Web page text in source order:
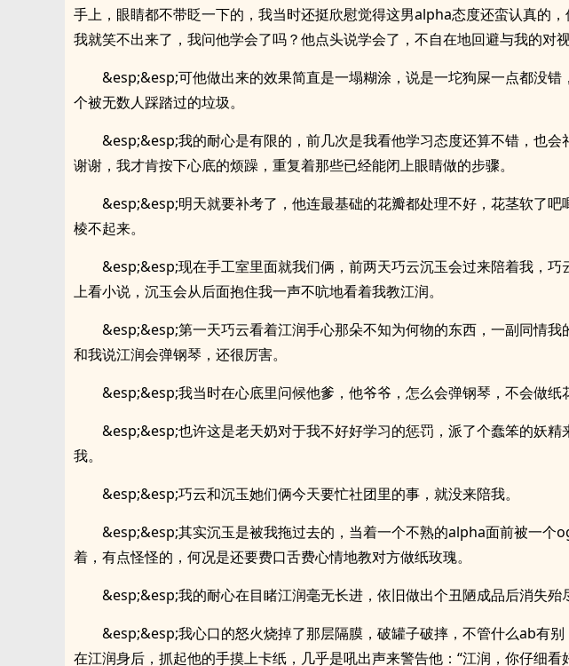
手上，眼睛都不带眨一下的，我当时还挺欣慰觉得这男alpha态度还蛮认真的，
我就笑不出来了，我问他学会了吗？他点头说学会了，不自在地回避与我的对视
&esp;&esp;可他做出来的效果简直是一塌糊涂，说是一坨狗屎一点都没错
个被无数人踩踏过的垃圾。
&esp;&esp;我的耐心是有限的，前几次是我看他学习态度还算不错，也会
谢谢，我才肯按下心底的烦躁，重复着那些已经能闭上眼睛做的步骤。
&esp;&esp;明天就要补考了，他连最基础的花瓣都处理不好，花茎软了吧
棱不起来。
&esp;&esp;现在手工室里面就我们俩，前两天巧云沉玉会过来陪着我，巧
上看小说，沉玉会从后面抱住我一声不吭地看着我教江润。
&esp;&esp;第一天巧云看着江润手心那朵不知为何物的东西，一副同情我
和我说江润会弹钢琴，还很厉害。
&esp;&esp;我当时在心底里问候他爹，他爷爷，怎么会弹钢琴，不会做纸
&esp;&esp;也许这是老天奶对于我不好好学习的惩罚，派了个蠢笨的妖精
我。
&esp;&esp;巧云和沉玉她们俩今天要忙社团里的事，就没来陪我。
&esp;&esp;其实沉玉是被我拖过去的，当着一个不熟的alpha面前被一个
着，有点怪怪的，何况是还要费口舌费心情地教对方做纸玫瑰。
&esp;&esp;我的耐心在目睹江润毫无长进，依旧做出个丑陋成品后消失殆
&esp;&esp;我心口的怒火烧掉了那层隔膜，破罐子破摔，不管什么ab有别
在江润身后，抓起他的手摸上卡纸，几乎是吼出声来警告他：“江润，你仔细看